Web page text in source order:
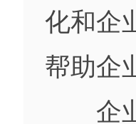
化和企
帮助企
企业